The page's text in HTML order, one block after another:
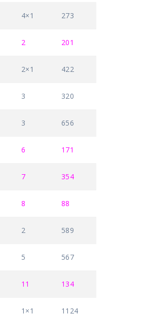
4×1 273
2 201
2×1 422
3 320
3 656
6 171
7 354
8 88
2 589
5 567
11 134
1×1 1124